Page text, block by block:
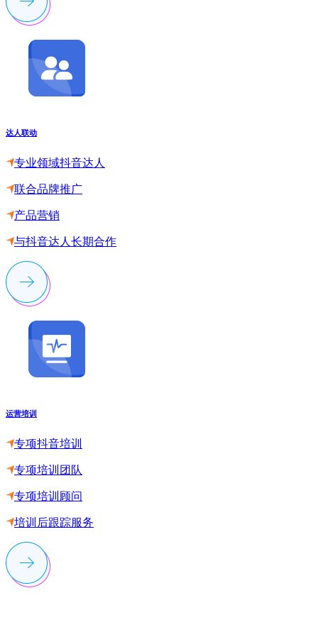
达人联动
专业领域抖音达人
联合品牌推广
产品营销
与抖音达人长期合作
运营培训
专项抖音培训
专项培训团队
专项培训顾问
培训后跟踪服务